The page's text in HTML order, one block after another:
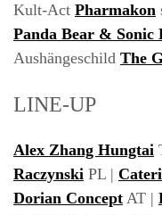
Kult-Act Pharmakon
Panda Bear & Sonic
Aushängeschild The
LINE-UP
Alex Zhang Hungtai
Raczynski PL |
Dorian Concept AT |